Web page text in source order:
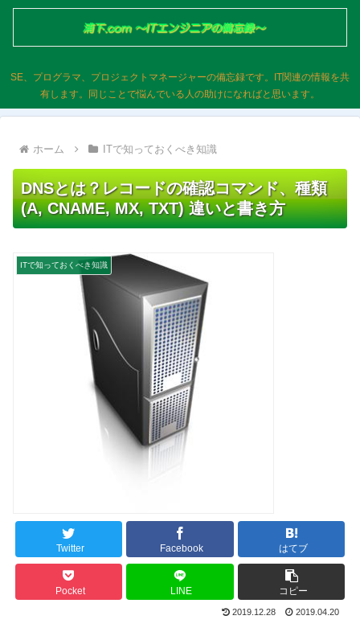
SE、プログラマ、プロジェクトマネージャーの備忘録です。IT関連の情報を共
有します。同じことで悩んでいる人の助けになればと思います。
ホーム ITで知っておくべき知識
DNSとは？レコードの確認コマンド、種類
(A, CNAME, MX, TXT) 違いと書き方
ITで知っておくべき知識
Twitter Facebook はてブ
Pocket LINE コピー
2019.12.28 2019.04.20